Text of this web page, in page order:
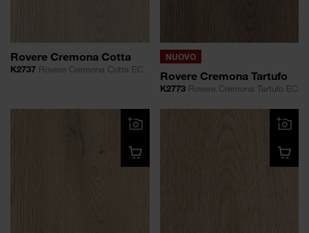
Rovere Cremona Cotta
K2737 Rovere Cremona Cotta EC
NUOVO
Rovere Cremona Tartufo
K2773Rovere Cremona Tartufo EC